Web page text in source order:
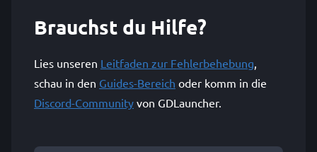
Brauchst du Hilfe?
Lies unseren Leitfaden zur Fehlerbehebung,
schau in den Guides-Bereich oder komm in die
Discord-Community von GDLauncher.